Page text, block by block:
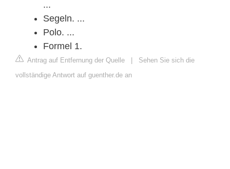
...
Segeln. ...
Polo. ...
Formel 1.
Antrag auf Entfernung der Quelle | Sehen Sie sich die
vollständige Antwort auf guenther.de an